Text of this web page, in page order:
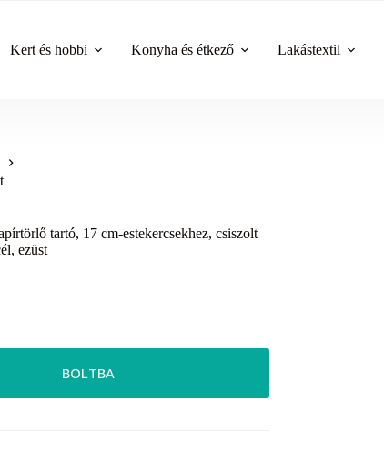
Kert és hobbi Konyha és étkező Lakástextil
tartó, 17 cm-estekercsekhez, csiszolt
ezüst
BOLTBA